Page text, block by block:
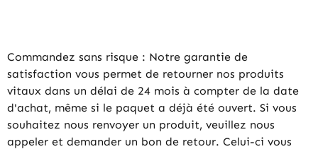
Commandez sans risque : Notre garantie de
satisfaction vous permet de retourner nos produits
vitaux dans un délai de 24 mois à compter de la date
d'achat, même si le paquet a déjà été ouvert. Si vous
souhaitez nous renvoyer un produit, veuillez nous
appeler et demander un bon de retour. Celui-ci vous